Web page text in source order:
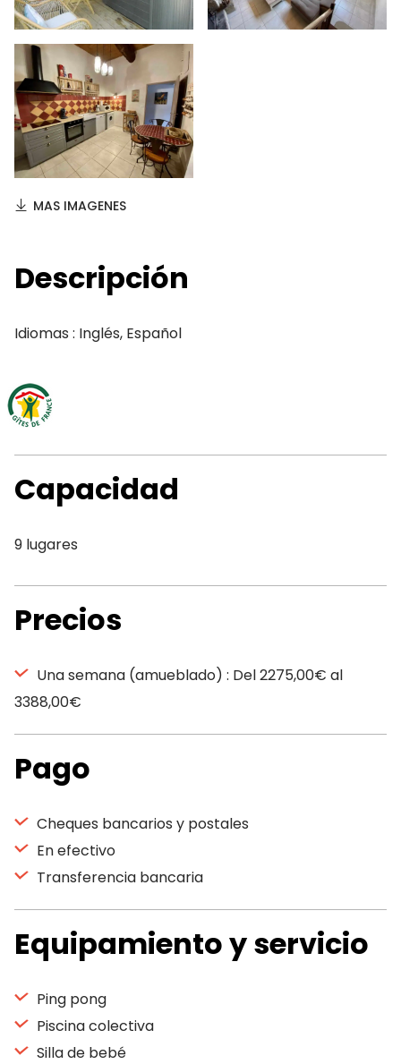
MAS IMAGENES
Descripción
Idiomas : Inglés, Español
Capacidad
9 lugares
Precios
Una semana (amueblado) : Del 2275,00€ al
3388,00€
Pago
Cheques bancarios y postales
En efectivo
Transferencia bancaria
Equipamiento y servicio
Ping pong
Piscina colectiva
Silla de bebé